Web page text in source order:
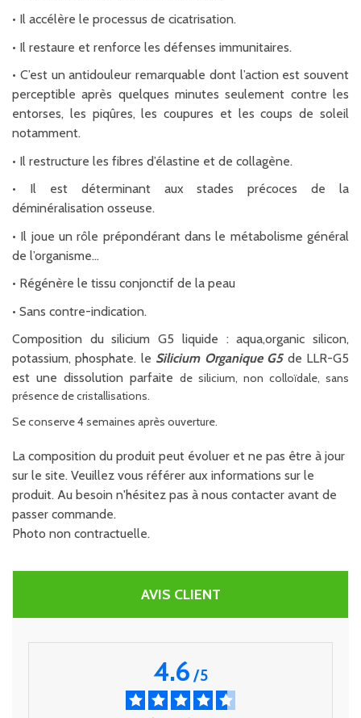
• Il accélère le processus de cicatrisation.
• Il restaure et renforce les défenses immunitaires.
• C’est un antidouleur remarquable dont l’action est souvent
perceptible après quelques minutes seulement contre les
entorses, les piqûres, les coupures et les coups de soleil
notamment.
• Il restructure les fibres d’élastine et de collagène.
• Il est déterminant aux stades précoces de la
déminéralisation osseuse.
• Il joue un rôle prépondérant dans le métabolisme général
de l’organisme…
• Régénère le tissu conjonctif de la peau
• Sans contre-indication.
Composition du silicium G5 liquide : aqua,organic silicon,
potassium, phosphate. le Silicium Organique G5de LLR-G5
est une dissolution parfaite de silicium, non colloïdale, sans
présence de cristallisations.
Se conserve 4 semaines après ouverture.
La composition du produit peut évoluer et ne pas être à jour
sur le site. Veuillez vous référer aux informations sur le
produit. Au besoin n'hésitez pas à nous contacter avant de
passer commande.
Photo non contractuelle.
AVIS CLIENT
4.6/5